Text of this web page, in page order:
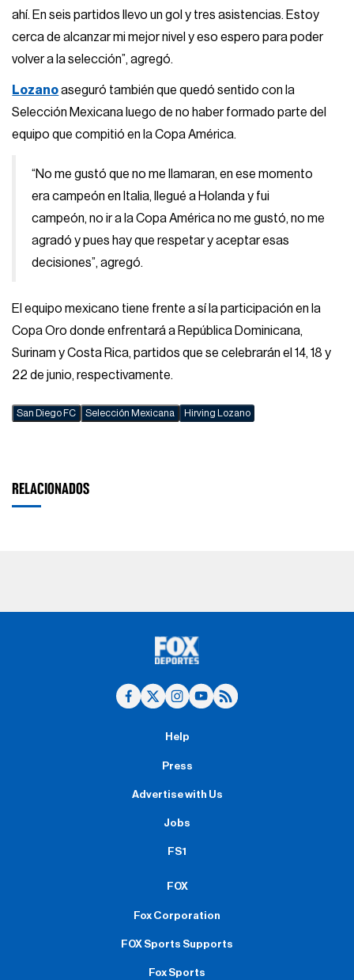
ahí. En seis partidos llevo un gol y tres asistencias. Estoy
cerca de alcanzar mi mejor nivel y eso espero para poder
volver a la selección”, agregó.
Lozanoaseguró también que quedó sentido con la
Selección Mexicana luego de no haber formado parte del
equipo que compitió en la Copa América.
“No me gustó que no me llamaran, en ese momento
era campeón en Italia, llegué a Holanda y fui
campeón, no ir a la Copa América no me gustó, no me
agradó y pues hay que respetar y aceptar esas
decisiones”, agregó.
El equipo mexicano tiene frente a sí la participación en la
Copa Oro donde enfrentará a República Dominicana,
Surinam y Costa Rica, partidos que se celebrarán el 14, 18 y
22 de junio, respectivamente.
San Diego FC Selección Mexicana Hirving Lozano
RELACIONADOS
Help
Press
Advertise with Us
Jobs
FS1
FOX
Fox Corporation
FOX Sports Supports
Fox Sports